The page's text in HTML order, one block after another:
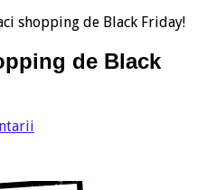
shopping de Black Friday!
de Black